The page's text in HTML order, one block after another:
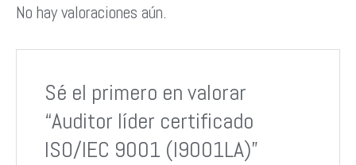
No hay valoraciones aún.
Sé el primero en valorar
“Auditor líder certificado
ISO/IEC 9001 (I9001LA)”